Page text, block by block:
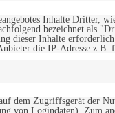
Inhalte Dritter,
bezeichnet als
dieser Inhalte
die IP-Adresse z.B.
dem Zugriffsgerät der
von Logindaten). Zum